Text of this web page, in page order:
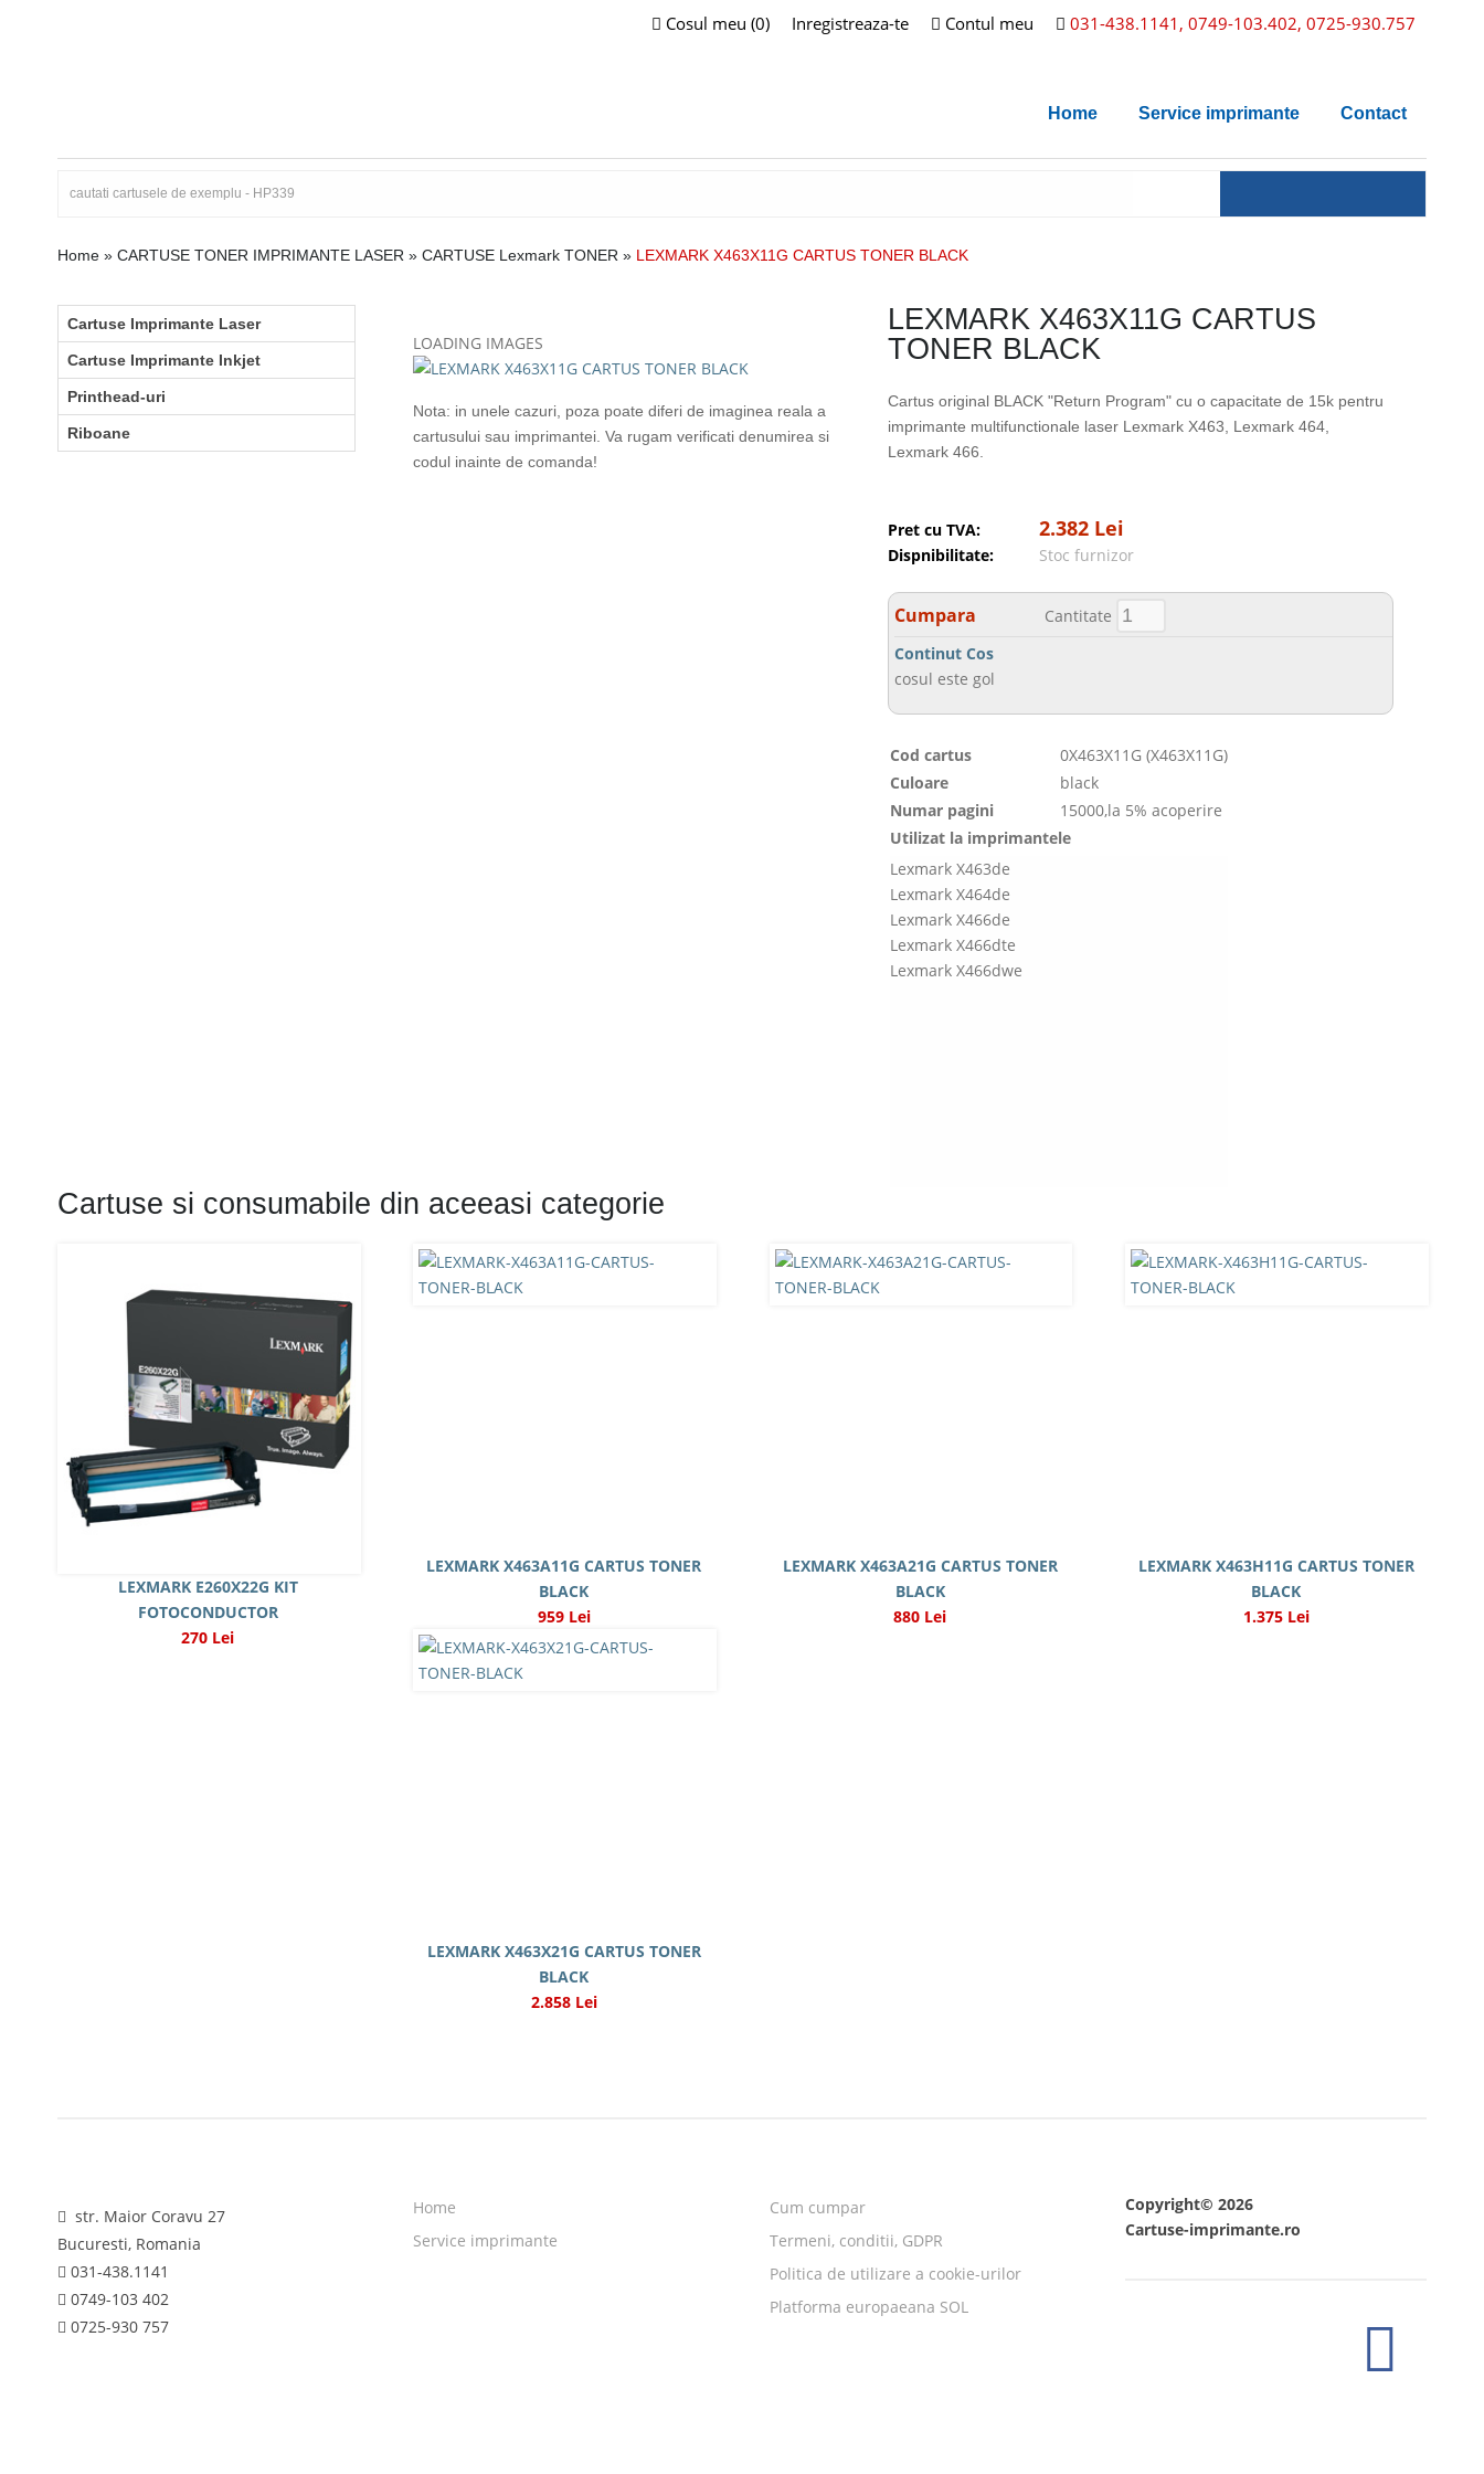
031-438.1141, 0749-103.402, 0725-930.757
Contul meu
Inregistreaza-te
Cosul meu (0)
Home Service imprimante Contact
Home » CARTUSE TONER IMPRIMANTE LASER » CARTUSE Lexmark TONER » LEXMARK X463X11G CARTUS TONER BLACK
Cartuse Imprimante Laser
Cartuse Imprimante Inkjet
Printhead-uri
Riboane
LOADING IMAGES
Nota: in unele cazuri, poza poate diferi de imaginea reala a
cartusului sau imprimantei. Va rugam verificati denumirea si
codul inainte de comanda!
LEXMARK X463X11G CARTUS
TONER BLACK
Cartus original BLACK "Return Program" cu o capacitate de 15k pentru
imprimante multifunctionale laser Lexmark X463, Lexmark 464,
Lexmark 466.
Pret cu TVA: 2.382 Lei
Dispnibilitate: Stoc furnizor
Cumpara
Cantitate
Continut Cos
cosul este gol
Cod cartus
0X463X11G (X463X11G)
Culoare
black
Numar pagini
15000,la 5% acoperire
Utilizat la imprimantele
Lexmark X463de
Lexmark X464de
Lexmark X466de
Lexmark X466dte
Lexmark X466dwe
Cartuse si consumabile din aceeasi categorie
LEXMARK E260X22G KIT
FOTOCONDUCTOR
270 Lei
LEXMARK X463A11G CARTUS TONER
BLACK
959 Lei
LEXMARK X463A21G CARTUS TONER
BLACK
880 Lei
LEXMARK X463H11G CARTUS TONER
BLACK
1.375 Lei
LEXMARK X463X21G CARTUS TONER
BLACK
2.858 Lei
str. Maior Coravu 27
Bucuresti, Romania
031-438.1141
0749-103 402
0725-930 757
Home
Service imprimante
Cum cumpar
Termeni, conditii, GDPR
Politica de utilizare a cookie-urilor
Platforma europaeana SOL
Copyright© 2026
Cartuse-imprimante.ro